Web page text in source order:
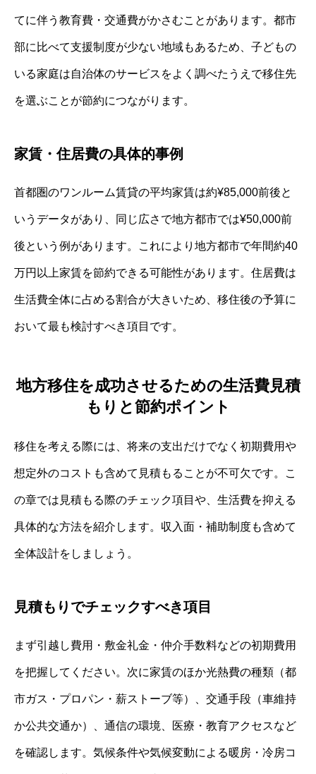
てに伴う教育費・交通費がかさむことがあります。都市
部に比べて支援制度が少ない地域もあるため、子どもの
いる家庭は自治体のサービスをよく調べたうえで移住先
を選ぶことが節約につながります。
家賃・住居費の具体的事例
首都圏のワンルーム賃貸の平均家賃は約¥85,000前後と
いうデータがあり、同じ広さで地方都市では¥50,000前
後という例があります。これにより地方都市で年間約40
万円以上家賃を節約できる可能性があります。住居費は
生活費全体に占める割合が大きいため、移住後の予算に
おいて最も検討すべき項目です。
地方移住を成功させるための生活費見積
もりと節約ポイント
移住を考える際には、将来の支出だけでなく初期費用や
想定外のコストも含めて見積もることが不可欠です。こ
の章では見積もる際のチェック項目や、生活費を抑える
具体的な方法を紹介します。収入面・補助制度も含めて
全体設計をしましょう。
見積もりでチェックすべき項目
まず引越し費用・敷金礼金・仲介手数料などの初期費用
を把握してください。次に家賃のほか光熱費の種類（都
市ガス・プロパン・薪ストーブ等）、交通手段（車維持
か公共交通か）、通信の環境、医療・教育アクセスなど
を確認します。気候条件や気候変動による暖房・冷房コ